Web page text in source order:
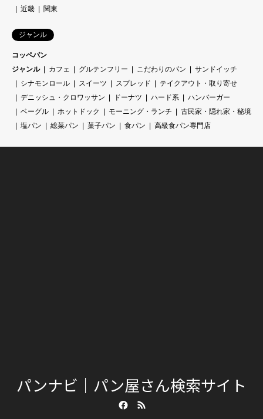
近畿
関東
ジャンル
コッペパン
ジャンル
カフェ グルテンフリー こだわりのパン
サンドイッチ
シナモンロール
スイーツ スプレッド
テイクアウト・取り寄せ
デニッシュ・クロワッサン
ドーナツ ハード系
ハンバーガー
ベーグル
ホットドック モーニング・ランチ
古民家・隠れ家・秘境
塩パン
総菜パン 菓子パン 食パン 高級食パン専門店
パンナビ｜パン屋さん検索サイト